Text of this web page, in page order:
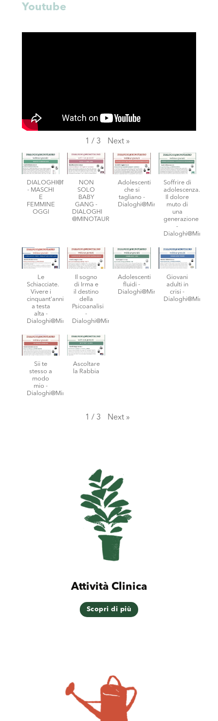
Youtube
1 / 3 Next »
DIALOGHI@MINOTAURO
- MASCHI
E
FEMMINE
OGGI
NON
SOLO
BABY
GANG -
DIALOGHI
@MINOTAURO
Adolescenti
che si
tagliano -
Dialoghi@Minotauro
Soffrire di
adolescenza.
Il dolore
muto di
una
generazione
-
Le
Schiacciate.
Vivere i
cinquant'anni
a testa
alta -
Dialoghi@Minotauro
Il sogno
di Irma e
il destino
della
Psicoanalisi
-
Dialoghi@Minotauro
Adolescenti
fluidi -
Dialoghi@Minotauro
Giovani
adulti in
crisi -
Sii te
stesso a
modo
mio -
Dialoghi@Minotauro
Ascoltare
la Rabbia
1 / 3 Next »
Attività Clinica
Scopri di più